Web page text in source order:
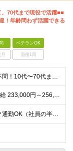
70代まで現役で活躍■■
！年齢問わず活躍できる
ベテランOK
面接1回
★★学歴・経験・年齢一切不問！10代〜70代まで活躍中★★ ■未経験歓迎 ■第二新卒歓迎・ブランクOK 人物重視の採用です！元気な挨拶ができる方、安定した環境で長く働きたい方を歓迎します。
★賞与年2回 ★昇給年1回 月給 233,000円～256,000円 +（各種手当）+（賞与年2回） ※経験、能力等を考慮の上、決定！月収30万円以上も可能です ※経験者の方は優遇します ※3ヶ月の
★全営業所で自転車・バイク通勤OK（社員の半数がバイクで通勤） 【目黒営業所】 東京都目黒区目黒1-24-2 【五反田営業所】 東京都品川区大崎5-1-2 【中野営業所 新宿スタンド】 東京都中